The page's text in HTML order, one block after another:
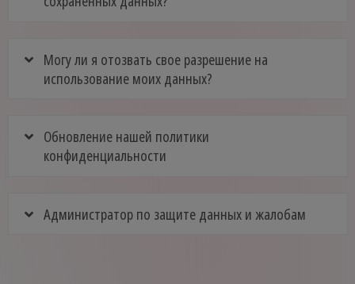
Могу ли я отозвать свое разрешение на
использование моих данных?
Обновление нашей политики
конфиденциальности
Администратор по защите данных и жалобам